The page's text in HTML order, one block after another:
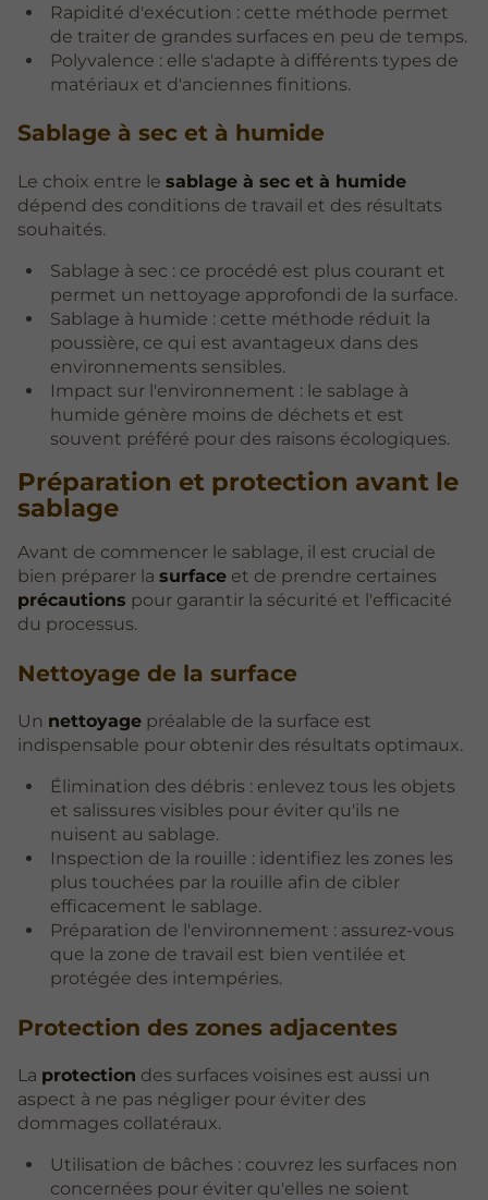
Rapidité d'exécution : cette méthode permet
de traiter de grandes surfaces en peu de temps.
Polyvalence : elle s'adapte à différents types de
matériaux et d'anciennes finitions.
Sablage à sec et à humide
Le choix entre le sablage à sec et à humide
dépend des conditions de travail et des résultats
souhaités.
Sablage à sec : ce procédé est plus courant et
permet un nettoyage approfondi de la surface.
Sablage à humide : cette méthode réduit la
poussière, ce qui est avantageux dans des
environnements sensibles.
Impact sur l'environnement : le sablage à
humide génère moins de déchets et est
souvent préféré pour des raisons écologiques.
Préparation et protection avant le
sablage
Avant de commencer le sablage, il est crucial de
bien préparer la surface et de prendre certaines
précautions pour garantir la sécurité et l'efficacité
du processus.
Nettoyage de la surface
Un nettoyage préalable de la surface est
indispensable pour obtenir des résultats optimaux.
Élimination des débris : enlevez tous les objets
et salissures visibles pour éviter qu'ils ne
nuisent au sablage.
Inspection de la rouille : identifiez les zones les
plus touchées par la rouille afin de cibler
efficacement le sablage.
Préparation de l'environnement : assurez-vous
que la zone de travail est bien ventilée et
protégée des intempéries.
Protection des zones adjacentes
La protection des surfaces voisines est aussi un
aspect à ne pas négliger pour éviter des
dommages collatéraux.
Utilisation de bâches : couvrez les surfaces non
concernées pour éviter qu'elles ne soient